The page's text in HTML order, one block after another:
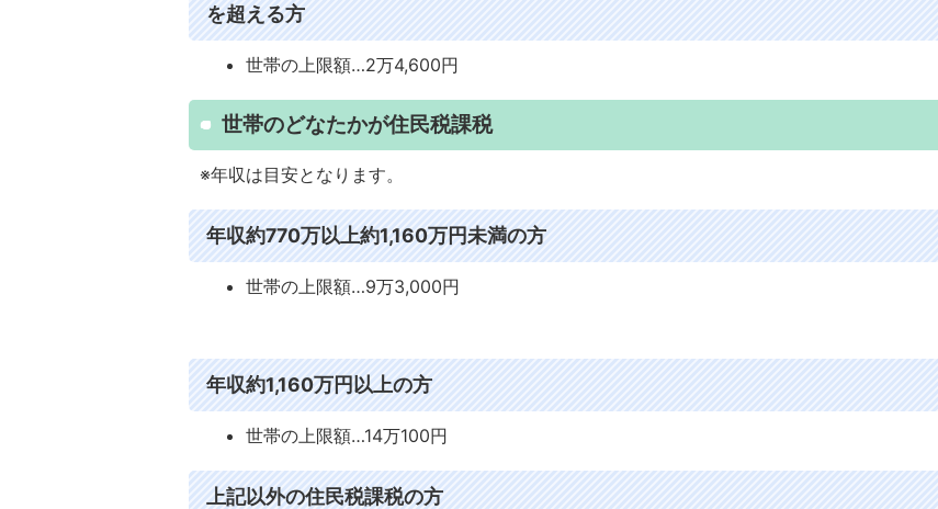
を超える方
世帯の上限額…2万4,600円
世帯のどなたかが住民税課税
※年収は目安となります。
年収約770万以上約1,160万円未満の方
世帯の上限額…9万3,000円
年収約1,160万円以上の方
世帯の上限額…14万100円
上記以外の住民税課税の方